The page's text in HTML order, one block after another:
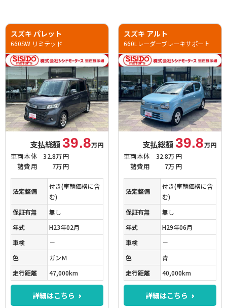
スズキ パレット
660SW リミテッド
支払総額39.8万円
車両本体
32.8万円
諸費用
7万円
法定整備
付き(車輌価格に含
む)
保証有無
無し
年式
H23年02月
車検
－
色
ガンＭ
走行距離
47,000km
詳細はこちら
スズキ アルト
660Lレーダーブレーキサポート
支払総額39.8万円
車両本体
32.8万円
諸費用
7万円
法定整備
付き(車輌価格に含
む)
保証有無
無し
年式
H29年06月
車検
－
色
青
走行距離
40,000km
詳細はこちら